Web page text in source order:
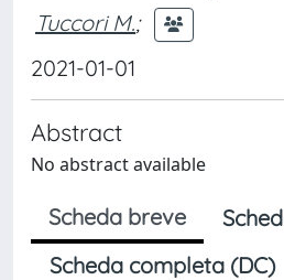
Tuccori M.;
2021-01-01
Abstract
No abstract available
Scheda breve
Scheda completa (DC)